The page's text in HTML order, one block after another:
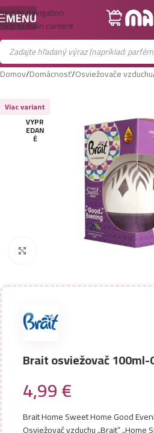
Skip to navigation
Skip to main content
MENU
Domov/Domácnosť/Osviežovače vzduchu
VYPR
EDAN
É
Viac variant
Brait osviežovač
4,99€
Brait Home Sweet Home Good